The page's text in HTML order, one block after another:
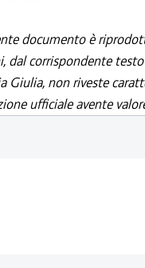
documento è
dal corrispondente
Giulia, non riveste
ufficiale avente